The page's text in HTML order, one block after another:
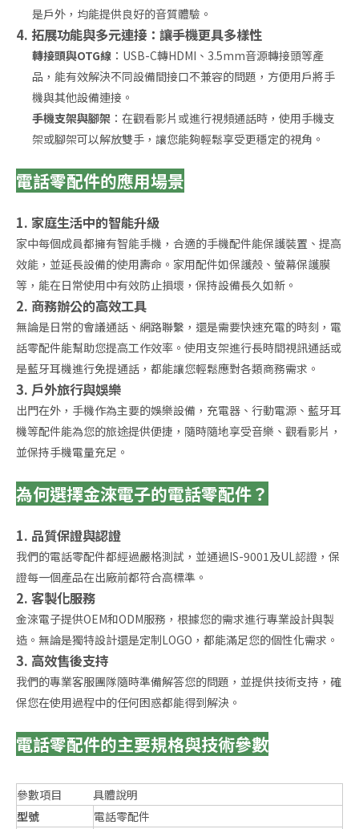
是戶外，均能提供良好的音質體驗。
4. 拓展功能與多元連接：讓手機更具多樣性
轉接頭與OTG線 ：USB-C轉HDMI、3.5mm音源轉接頭等產
品，能有效解決不同設備間接口不兼容的問題，方便用戶將手
機與其他設備連接。
手機支架與腳架 ：在觀看影片或進行視頻通話時，使用手機支
架或腳架可以解放雙手，讓您能夠輕鬆享受更穩定的視角。
電話零配件的應用場景
1. 家庭生活中的智能升級
家中每個成員都擁有智能手機，合適的手機配件能保護裝置、提高
效能，並延長設備的使用壽命。家用配件如保護殼、螢幕保護膜
等，能在日常使用中有效防止損壞，保持設備長久如新。
2. 商務辦公的高效工具
無論是日常的會議通話、網路聯繫，還是需要快速充電的時刻，電
話零配件能幫助您提高工作效率。使用支架進行長時間視訊通話或
是藍牙耳機進行免提通話，都能讓您輕鬆應對各類商務需求。
3. 戶外旅行與娛樂
出門在外，手機作為主要的娛樂設備，充電器、行動電源、藍牙耳
機等配件能為您的旅途提供便捷，隨時隨地享受音樂、觀看影片，
並保持手機電量充足。
為何選擇金淶電子的電話零配件？
1. 品質保證與認證
我們的電話零配件都經過嚴格測試，並通過IS-9001及UL認證，保
證每一個產品在出廠前都符合高標準。
2. 客製化服務
金淶電子提供OEM和ODM服務，根據您的需求進行專業設計與製
造。無論是獨特設計還是定制LOGO，都能滿足您的個性化需求。
3. 高效售後支持
我們的專業客服團隊隨時準備解答您的問題，並提供技術支持，確
保您在使用過程中的任何困惑都能得到解決。
電話零配件的主要規格與技術參數
參數項目
具體說明
型號
電話零配件